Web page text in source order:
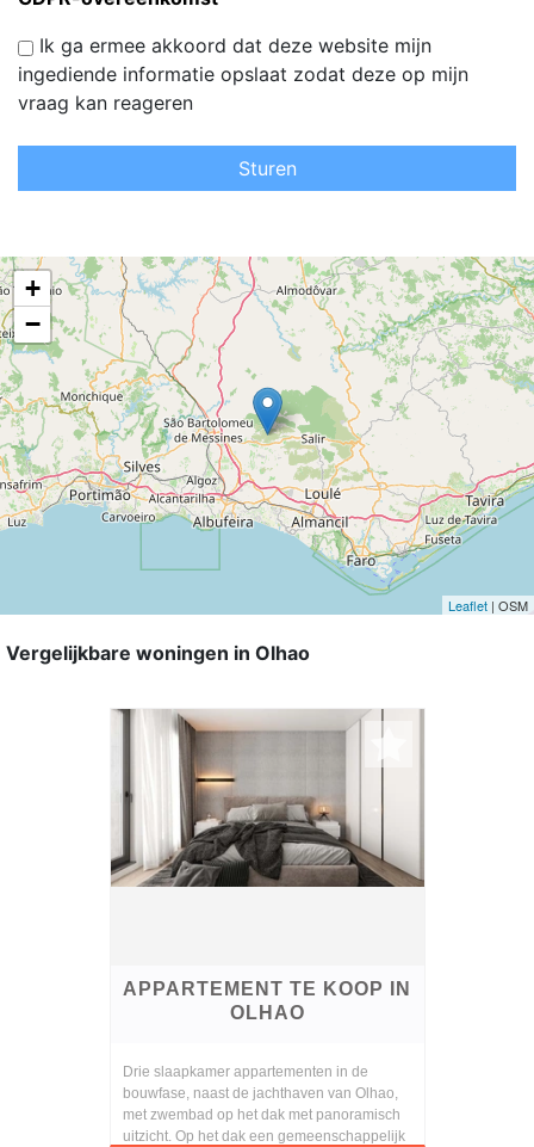
Ik ga ermee akkoord dat deze website mijn
ingediende informatie opslaat zodat deze op mijn
vraag kan reageren
Sturen
+
−
Leaflet | OSM
Vergelijkbare woningen in Olhao
APPARTEMENT TE KOOP IN
OLHAO
Drie slaapkamer appartementen in de
bouwfase, naast de jachthaven van Olhao,
met zwembad op het dak met panoramisch
uitzicht. Op het dak een gemeenschappelijk